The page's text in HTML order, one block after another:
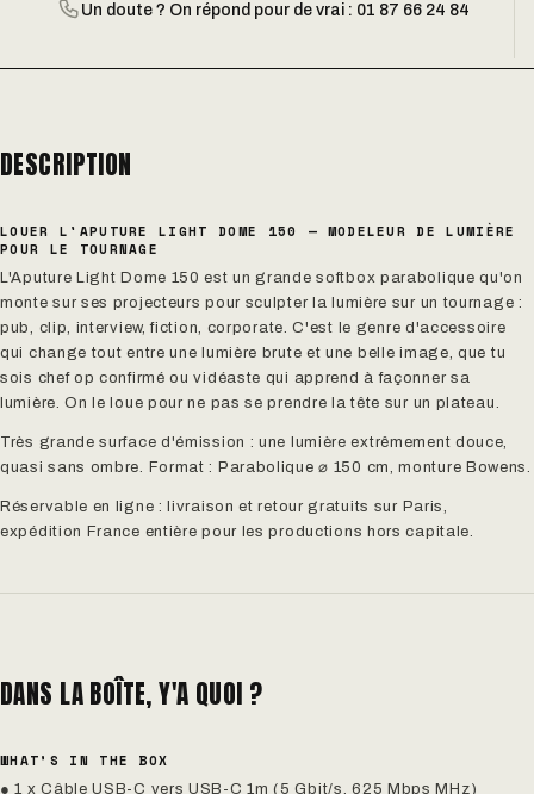
Un doute ? On répond pour de vrai : 01 87 66 24 84
DESCRIPTION
LOUER L'APUTURE LIGHT DOME 150 — MODELEUR DE LUMIÈRE
POUR LE TOURNAGE
L'Aputure Light Dome 150 est un grande softbox parabolique qu'on
monte sur ses projecteurs pour sculpter la lumière sur un tournage :
pub, clip, interview, fiction, corporate. C'est le genre d'accessoire
qui change tout entre une lumière brute et une belle image, que tu
sois chef op confirmé ou vidéaste qui apprend à façonner sa
lumière. On le loue pour ne pas se prendre la tête sur un plateau.
Très grande surface d'émission : une lumière extrêmement douce,
quasi sans ombre. Format : Parabolique ⌀ 150 cm, monture Bowens.
Réservable en ligne : livraison et retour gratuits sur Paris,
expédition France entière pour les productions hors capitale.
DANS LA BOÎTE, Y'A QUOI ?
WHAT’S IN THE BOX
● 1 x Câble USB-C vers USB-C 1m (5 Gbit/s, 625 Mbps MHz)